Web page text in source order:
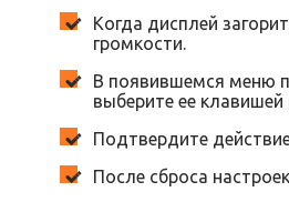
Когда дисплей
громкости.
В появившемся меню
выберите ее клавишей
Подтвердите
После сброса